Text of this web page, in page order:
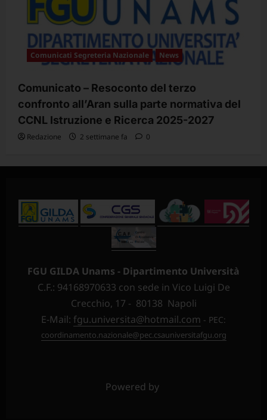
Comunicati Segreteria Nazionale News
Comunicato – Resoconto del terzo
confronto all’Aran sulla parte normativa del
CCNL Istruzione e Ricerca 2025-2027
Redazione 2 settimane fa 0
FGU GILDA Unams - Dipartimento Università
C.F.: 94168970633 con sede in Vico Luigi De
Crecchio, 17 - 80138 Napoli
E-Mail: fgu.universita@hotmail.com - PEC:
coordinamento.nazionale@pec.csauniversitafgu.org
Powered by